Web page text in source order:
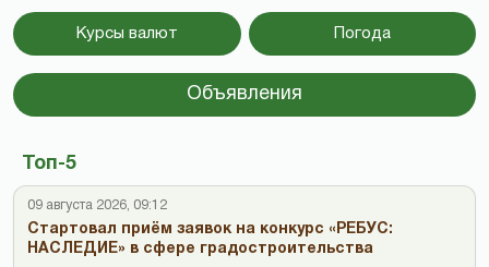
Курсы валют Погода
Объявления
Топ-5
09 августа 2026, 09:12
Стартовал приём заявок на конкурс «РЕБУС:
НАСЛЕДИЕ» в сфере градостроительства